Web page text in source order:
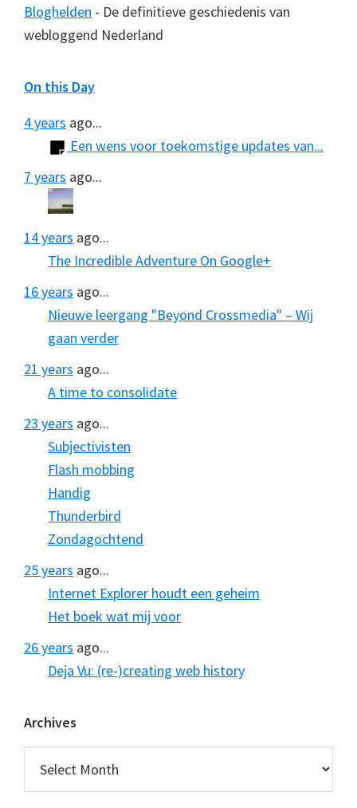
Bloghelden - De definitieve geschiedenis van
webloggend Nederland
On this Day
4 years ago...
Een wens voor toekomstige updates van...
7 years ago...
14 years ago...
The Incredible Adventure On Google+
16 years ago...
Nieuwe leergang "Beyond Crossmedia" – Wij
gaan verder
21 years ago...
A time to consolidate
23 years ago...
Subjectivisten
Flash mobbing
Handig
Thunderbird
Zondagochtend
25 years ago...
Internet Explorer houdt een geheim
Het boek wat mij voor
26 years ago...
Deja Vu: (re-)creating web history
Archives